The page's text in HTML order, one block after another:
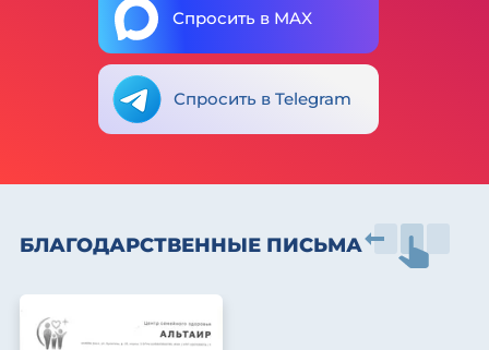
Спросить в MAX
Спросить в Telegram
БЛАГОДАРСТВЕННЫЕ ПИСЬМА